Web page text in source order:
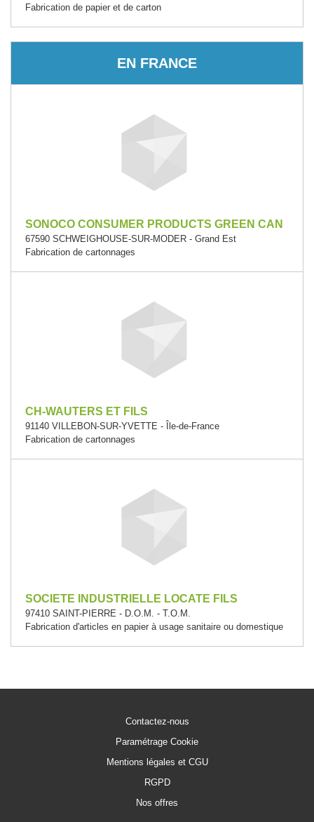
Fabrication de papier et de carton
EN FRANCE
SONOCO CONSUMER PRODUCTS GREEN CAN
67590 SCHWEIGHOUSE-SUR-MODER - Grand Est
Fabrication de cartonnages
CH-WAUTERS ET FILS
91140 VILLEBON-SUR-YVETTE - Île-de-France
Fabrication de cartonnages
SOCIETE INDUSTRIELLE LOCATE FILS
97410 SAINT-PIERRE - D.O.M. - T.O.M.
Fabrication d'articles en papier à usage sanitaire ou domestique
Contactez-nous
Paramétrage Cookie
Mentions légales et CGU
RGPD
Nos offres